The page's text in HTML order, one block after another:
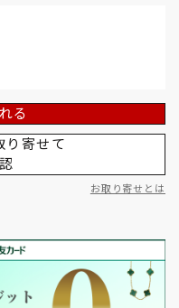
る
り寄せて
お取り寄せとは